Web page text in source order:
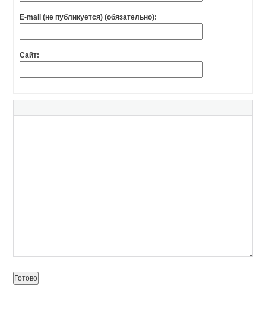
E-mail (не публикуется) (обязательно):
Сайт:
Готово